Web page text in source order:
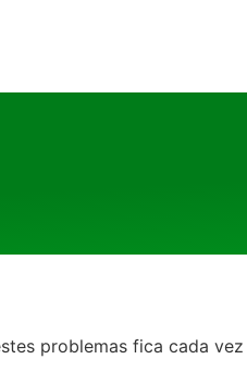
problemas fica cada vez